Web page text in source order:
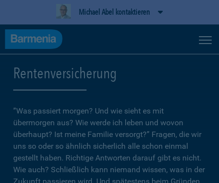
Michael Abel kontaktieren
Rentenversicherung
”Was passiert morgen? Und wie sieht es mit
übermorgen aus? Wie werde ich leben und wovon
überhaupt? Ist meine Familie versorgt?” Fragen, die wir
uns so oder so ähnlich sicherlich alle schon einmal
gestellt haben. Richtige Antworten darauf gibt es nicht.
Wie auch? Schließlich kann niemand wissen, was in der